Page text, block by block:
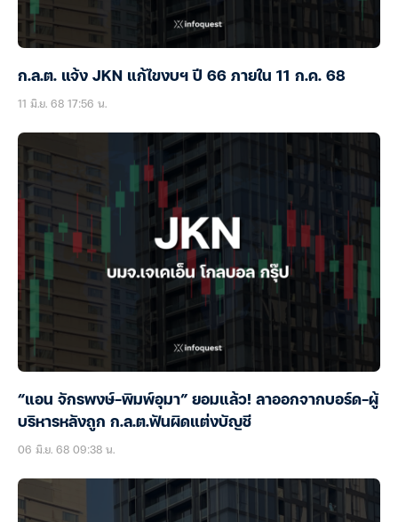
ก.ล.ต. แจ้ง JKN แก้ไขงบฯ ปี 66 ภายใน 11 ก.ค. 68
11 มิ.ย. 68 17:56 น.
“แอน จักรพงษ์-พิมพ์อุมา” ยอมแล้ว! ลาออกจากบอร์ด-ผู้
บริหารหลังถูก ก.ล.ต.ฟันผิดแต่งบัญชี
06 มิ.ย. 68 09:38 น.